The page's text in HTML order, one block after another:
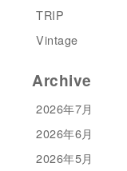
TRIP
Vintage
Archive
2026年7月
2026年6月
2026年5月